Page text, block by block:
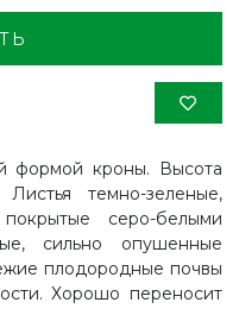
формой кроны. Высота
темно-зеленые,
серо-белыми
сильно опушенные
плодородные почвы
Хорошо переносит